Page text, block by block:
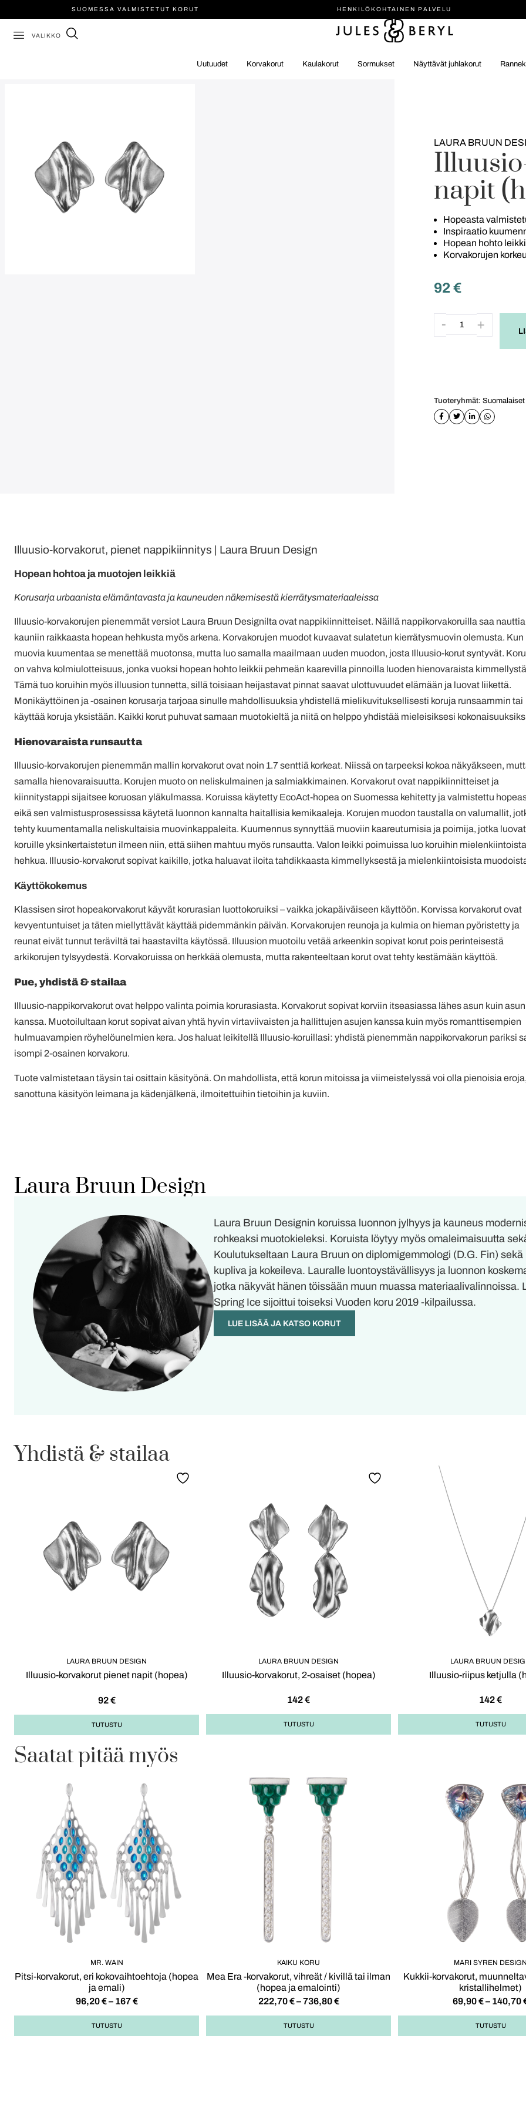
SUOMESSA VALMISTETUT KORUT HENKILÖ­KOHTAINEN PALVELU
VALIKKO
Uutuudet Korvakorut Kaulakorut Sormukset Näyttävät juhlakorut
LAURA BRUUN
napit
Hopeasta
Inspiraatio
Hopean hohto
Korvakorujen
92€
Tuoteryhmät:
Illuusio-korvakorut, pienet nappikiinnitys | Laura Bruun Design
Hopean hohtoa ja muotojen leikkiä
Korusarja urbaanista elämäntavasta ja kauneuden näkemisestä kierrätysmateriaaleissa
Illuusio-korvakorujen pienemmät versiot Laura Bruun Designilta ovat nappikiinnitteiset. Näillä nappikorvakoruilla saa nauttia
kauniin raikkaasta hopean hehkusta myös arkena. Korvakorujen muodot kuvaavat sulatetun kierrätysmuovin olemusta. Kun
muovia kuumentaa se menettää muotonsa, mutta luo samalla maailmaan uuden muodon, josta Illuusio-korut syntyvät.
on vahva kolmiulotteisuus, jonka vuoksi hopean hohto leikkii pehmeän kaarevilla pinnoilla luoden hienovaraista
Tämä tuo koruihin myös illuusion tunnetta, sillä toisiaan heijastavat pinnat saavat ulottuvuudet elämään ja luovat liikettä.
Monikäyttöinen ja -osainen korusarja tarjoaa sinulle mahdollisuuksia yhdistellä mielikuvituksellisesti koruja runsaammin tai
käyttää koruja yksistään. Kaikki korut puhuvat samaan muotokieltä ja niitä on helppo yhdistää mieleisiksesi
Hienovaraista runsautta
Illuusio-korvakorujen pienemmän mallin korvakorut ovat noin 1.7 senttiä korkeat. Niissä on tarpeeksi kokoa näkyäkseen,
samalla hienovaraisuutta. Korujen muoto on neliskulmainen ja salmiakkimainen. Korvakorut ovat nappikiinnitteiset ja
kiinnitystappi sijaitsee koruosan yläkulmassa. Koruissa käytetty EcoAct-hopea on Suomessa kehitetty ja valmistettu
eikä sen valmistusprosessissa käytetä luonnon kannalta haitallisia kemikaaleja. Korujen muodon taustalla on valumallit,
tehty kuumentamalla neliskultaisia muovinkappaleita. Kuumennus synnyttää muoviin kaareutumisia ja poimija, jotka luovat
koruille yksinkertaistetun ilmeen niin, että siihen mahtuu myös runsautta. Valon leikki poimuissa luo koruihin mielenkiintoista
hehkua. Illuusio-korvakorut sopivat kaikille, jotka haluavat iloita tahdikkaasta kimmellyksestä ja mielenkiintoisista
Käyttökokemus
Klassisen sirot hopeakorvakorut käyvät korurasian luottokoruiksi – vaikka jokapäiväiseen käyttöön. Korvissa korvakorut ovat
kevyentuntuiset ja täten miellyttävät käyttää pidemmänkin päivän. Korvakorujen reunoja ja kulmia on hieman pyöristetty ja
reunat eivät tunnut teräviltä tai haastavilta käytössä. Illuusion muotoilu vetää arkeenkin sopivat korut pois perinteisestä
arkikorujen tylsyydestä. Korvakoruissa on herkkää olemusta, mutta rakenteeltaan korut ovat tehty kestämään käyttöä.
Pue, yhdistä & stailaa
Illuusio-nappikorvakorut ovat helppo valinta poimia korurasiasta. Korvakorut sopivat korviin itseasiassa lähes asun kuin asun
kanssa. Muotoilultaan korut sopivat aivan yhtä hyvin virtaviivaisten ja hallittujen asujen kanssa kuin myös romanttisempien
hulmuavampien röyhelöunelmien kera. Jos haluat leikitellä Illuusio-koruillasi: yhdistä pienemmän nappikorvakorun pariksi
isompi 2-osainen korvakoru.
Tuote valmistetaan täysin tai osittain käsityönä. On mahdollista, että korun mitoissa ja viimeistelyssä voi olla pienoisia
sanottuna käsityön leimana ja kädenjälkenä, ilmoitettuihin tietoihin ja kuviin.
Laura Bruun Design
Laura Bruun Designin koruissa luonnon jylhyys ja kauneus
rohkeaksi muotokieleksi. Koruista löytyy myös omaleimaisuutta
Koulutukseltaan Laura Bruun on diplomigemmologi (D.G. Fin)
kupliva ja kokeileva. Lauralle luontoystävällisyys ja luonnon
jotka näkyvät hänen töissään muun muassa
Spring Ice sijoittui toiseksi Vuoden koru 2019 -kilpailussa.
LUE LISÄÄ JA KATSO KORUT
Yhdistä & stailaa
LAURA BRUUN DESIGN
Illuusio-korvakorut pienet napit (hopea)
92€
TUTUSTU
LAURA BRUUN DESIGN
Illuusio-korvakorut, 2-osaiset (hopea)
142€
TUTUSTU
LAURA BRUUN
Illuusio-riipus ketjulla
142€
TUTUSTU
Saatat pitää myös
MR. WAIN
Pitsi-korvakorut, eri kokovaihtoehtoja (hopea
ja emali)
96,20€ – 167€
TUTUSTU
KAIKU KORU
Mea Era -korvakorut, vihreät / kivillä tai ilman
(hopea ja emalointi)
222,70€ – 736,80€
TUTUSTU
MARI SYREN DESIGN
Kukkii-korvakorut,
kristallihelmet)
69,90€– 140,70
TUTUSTU